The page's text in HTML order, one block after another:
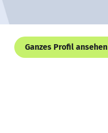
Ganzes Profil ansehen